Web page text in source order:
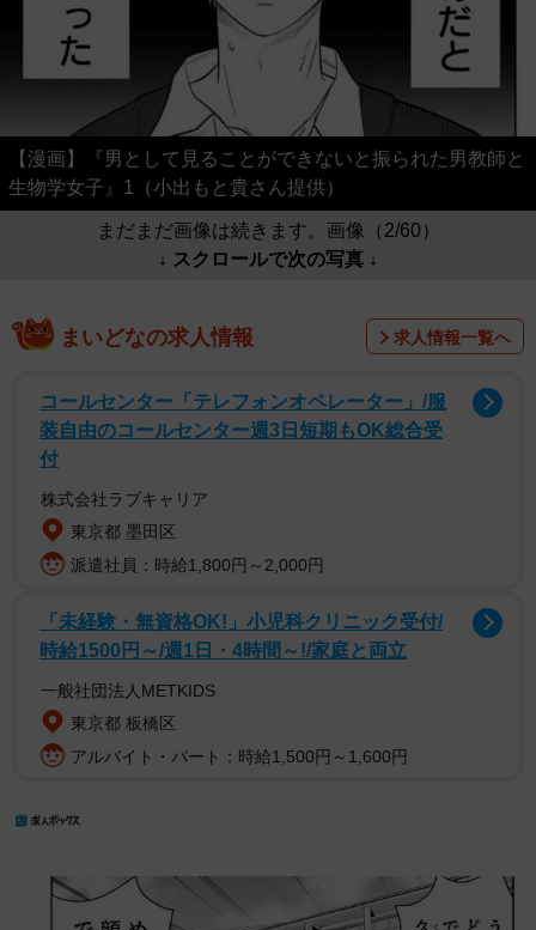
【漫画】『男として見ることができないと振られた男教師と
生物学女子』1（小出もと貴さん提供）
まだまだ画像は続きます。画像（2/60）
↓ スクロールで次の写真 ↓
まいどなの求人情報 求人情報一覧へ
コールセンター「テレフォンオペレーター」/服
装自由のコールセンター週3日短期もOK総合受
付
株式会社ラブキャリア
東京都 墨田区
派遣社員：時給1,800円～2,000円
「未経験・無資格OK!」小児科クリニック受付/
時給1500円～/週1日・4時間～!/家庭と両立
一般社団法人METKIDS
東京都 板橋区
アルバイト・パート：時給1,500円～1,600円